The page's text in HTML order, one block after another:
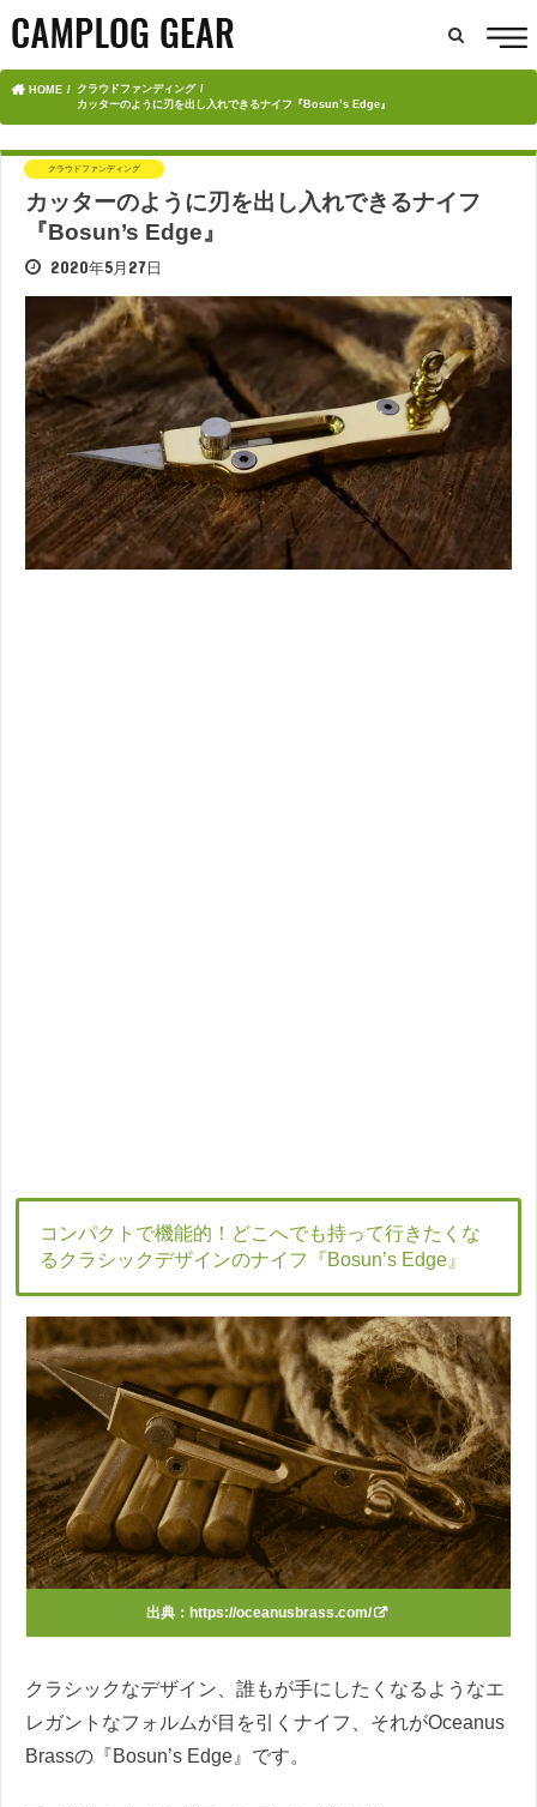
HOME
クラウドファンディング
カッターのように刃を出し入れできるナイフ『Bosun’s Edge』
クラウドファンディング
カッターのように刃を出し入れできるナイフ
『Bosun’s Edge』
2020年5月27日
コンパクトで機能的！どこへでも持って行きたくな
るクラシックデザインのナイフ『Bosun’s Edge』
出典： https://oceanusbrass.com/
クラシックなデザイン、誰もが手にしたくなるようなエ
レガントなフォルムが目を引くナイフ、それがOceanus
Brassの『Bosun’s Edge』です。